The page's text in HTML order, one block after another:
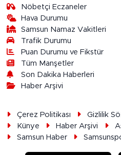
Nöbetçi Eczaneler
Hava Durumu
Samsun Namaz Vakitleri
Trafik Durumu
Puan Durumu ve Fikstür
Tüm Manşetler
Son Dakika Haberleri
Haber Arşivi
Çerez Politikası Gizlilik
Künye
Haber Arşivi
Samsun Haber